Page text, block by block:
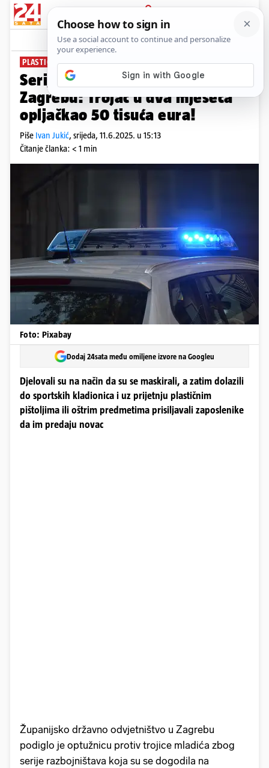
PRIJAVA
News Komentari
PLASTIČNI PIŠTOLJI, MASKE...
Serijski pljačkaši harali po
Zagrebu: Trojac u dva mjeseca
opljačkao 50 tisuća eura!
Piše Ivan Jukić, srijeda, 11.6.2025. u 15:13
Čitanje članka: < 1 min
Foto: Pixabay
Dodaj 24sata među omiljene izvore na Googleu
Djelovali su na način da su se maskirali, a zatim dolazili
do sportskih kladionica i uz prijetnju plastičnim
pištoljima ili oštrim predmetima prisiljavali zaposlenike
da im predaju novac
Županijsko državno odvjetništvo u Zagrebu
podiglo je optužnicu protiv trojice mladića zbog
serije razbojništava koja su se dogodila na